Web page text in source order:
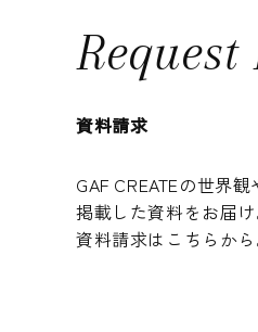
資料請求
GAF CREATEの世界
掲載した資料をお届け
資料請求はこちらから